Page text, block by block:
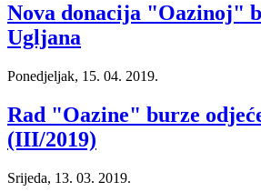
Nova donacija "Oazinoj"
Ugljana
Ponedjeljak, 15. 04. 2019.
Rad "Oazine" burze
(III/2019)
Srijeda, 13. 03. 2019.